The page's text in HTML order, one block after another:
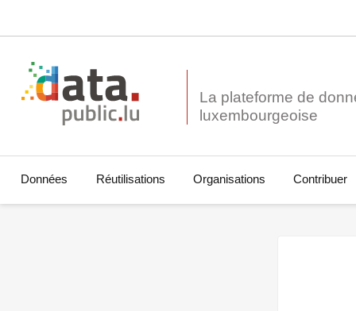
La plateforme de
Données Réutilisations Organisations Contribuer